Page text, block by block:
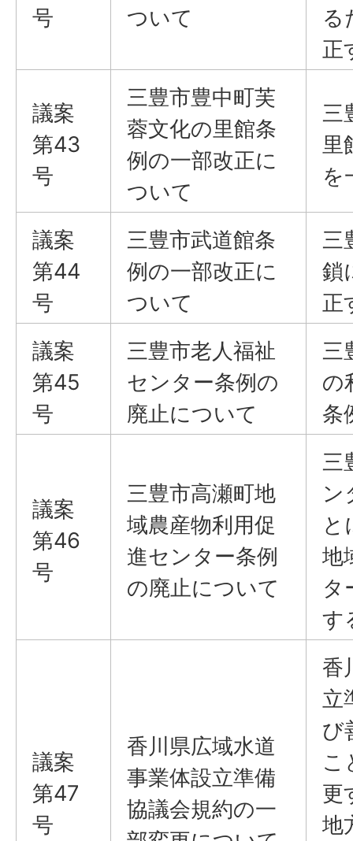
号
ついて
る
正
議案
第43
号
三豊市豊中町芙
蓉文化の里館条
例の一部改正に
ついて
三
里
を
議案
第44
号
三豊市武道館条
例の一部改正に
ついて
三
鎖
正
議案
第45
号
三豊市老人福祉
センター条例の
廃止について
三
の
条
議案
第46
号
三豊市高瀬町地
域農産物利用促
進センター条例
の廃止について
三
ン
と
地
タ
す
議案
第47
号
香川県広域水道
事業体設立準備
協議会規約の一
香
立
び
こ
更
地